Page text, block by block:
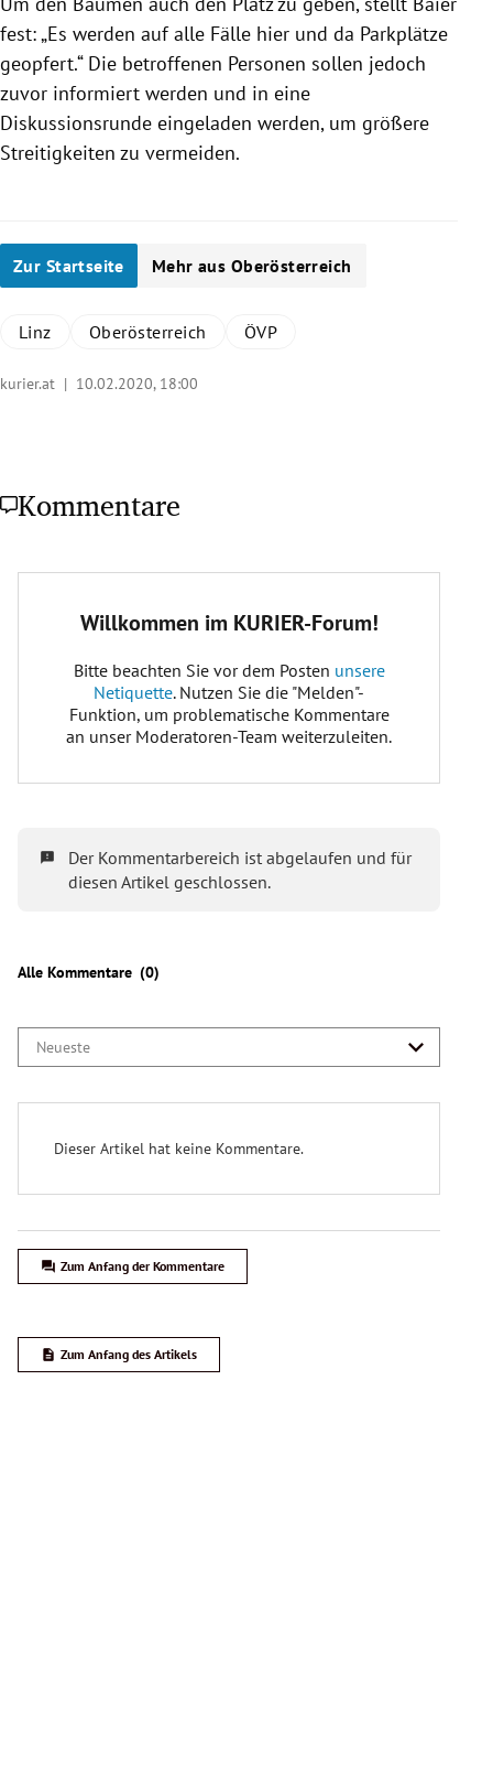
fest: „Es werden auf alle Fälle hier und da Parkplätze
geopfert.“ Die betroffenen Personen sollen jedoch
zuvor informiert werden und in eine
Diskussionsrunde eingeladen werden, um größere
Streitigkeiten zu vermeiden.
Zur Startseite Mehr aus Oberösterreich
Linz Oberösterreich ÖVP
kurier.at | 10.02.2020, 18:00
Kommentare